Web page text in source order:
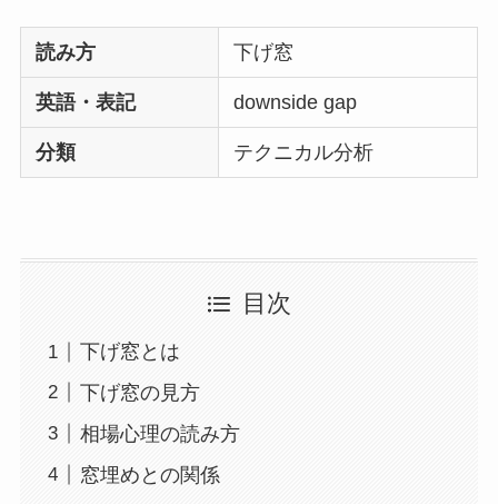
読み方 下げ窓
英語・表記 downside gap
分類 テクニカル分析
目次
下げ窓とは
下げ窓の見方
相場心理の読み方
窓埋めとの関係